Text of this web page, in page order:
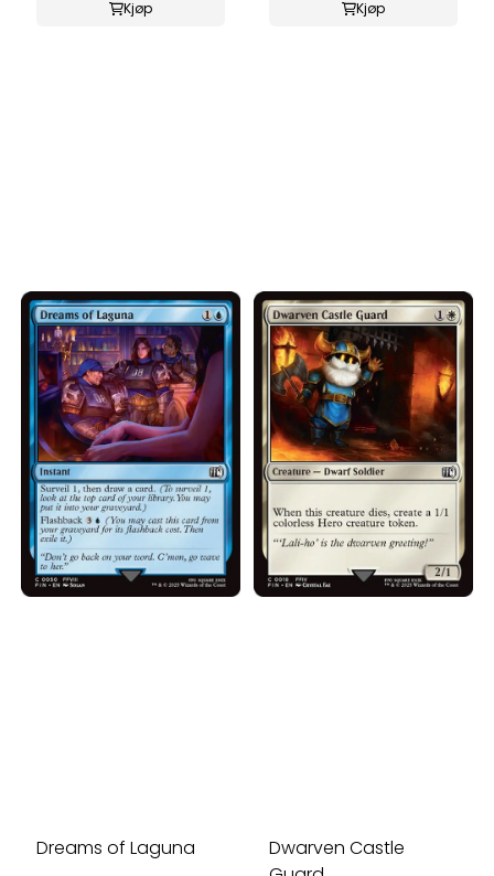
Kjøp Kjøp
Dreams of Laguna
Dwarven Castle